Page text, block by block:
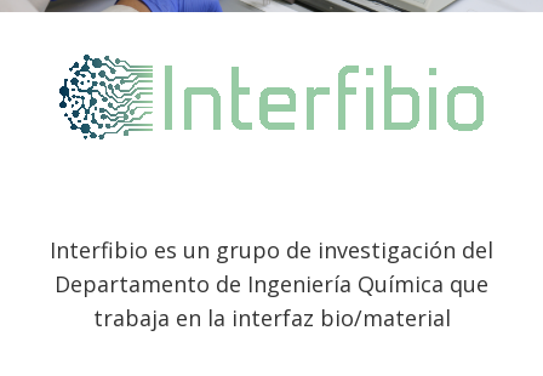
Interfibio es un grupo de investigación del
Departamento de Ingeniería Química que
trabaja en la interfaz bio/material